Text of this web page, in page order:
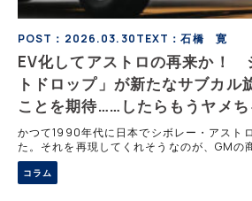
POST：2026.03.30TEXT：石橋 寛
EV化してアストロの再来か！
トドロップ」が新たなサブカル
ことを期待……したらもうヤメ
かつて1990年代に日本でシボレー・アスト
た。それを再現してくれそうなのが、GMの
プ」だ。しかし、期待も虚しく、需要の伸び
定。アストロブームの再来は夢と終わってし
コラム